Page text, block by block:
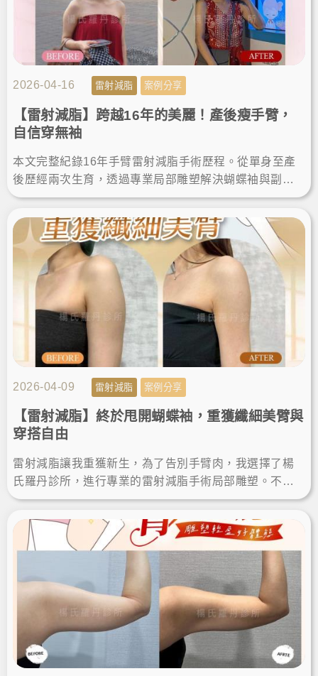
2026-04-16 雷射減脂 案例分享
【雷射減脂】跨越16年的美麗！產後瘦手臂，
自信穿無袖
本文完整紀錄16年手臂雷射減脂手術歷程。從單身至產
後歷經兩次生育，透過專業局部雕塑解決蝴蝶袖與副
乳。分享術後維持纖細體態的關鍵，給追求安全、有感
瘦手臂的人參考。
2026-04-09 雷射減脂 案例分享
【雷射減脂】終於甩開蝴蝶袖，重獲纖細美臂與
穿搭自由
雷射減脂讓我重獲新生，為了告別手臂肉，我選擇了楊
氏羅丹診所，進行專業的雷射減脂手術局部雕塑。不僅
成功瘦手臂，術後的減脂成果也讓我滿意，終於能自信
穿上無袖上衣！